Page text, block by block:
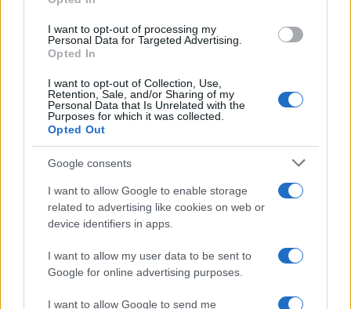
I want to opt-out of processing my
Personal Data for Targeted Advertising.
Opted In
I want to opt-out of Collection, Use,
Retention, Sale, and/or Sharing of my
Personal Data that Is Unrelated with the
Purposes for which it was collected.
Opted Out
Google consents
I want to allow Google to enable storage
related to advertising like cookies on web or
device identifiers in apps.
I want to allow my user data to be sent to
Google for online advertising purposes.
I want to allow Google to send me
ALTRI SPORT
Calendario UFL 2026 e analisi della prima
Il calendario della UFL 2026 è ufficiale: dieci settimane di
stagione regolare, partner tv e i primi verdetti dalla week 1
Edoardo Marchesi · 8 Apr 2026